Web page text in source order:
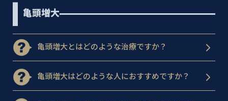
亀頭増大
亀頭増大とはどのような治療ですか？
亀頭増大はどのような人におすすめですか？